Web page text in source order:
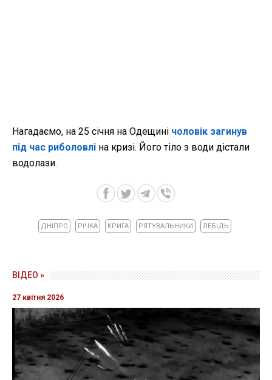
Нагадаємо, на 25 січня на Одещині чоловік загинув
під час риболовлі на кризі. Його тіло з води дістали
водолази.
ДНІПРО РІЧКА КРИГА РЯТУВАЛЬНИКИ ЛЕБІДЬ
ВІДЕО »
27 квітня 2026